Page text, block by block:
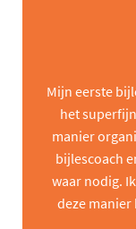
Mijn eerste
het
manier
bijlescoach
waar nodig.
deze manier